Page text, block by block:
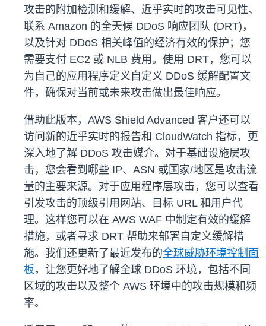
攻击的附加检测和缓解、近乎实时的攻击可见性、
联系 Amazon 的全天候 DDoS 响应团队 (DRT)，
以及针对 DDoS 相关峰值的经济有效的保护；您
需要支付 EC2 或 NLB 费用。使用 DRT，您可以
为自己的应用程序定义自定义 DDoS 缓解配置文
件，确保对当前或未来攻击做出最佳响应。
借助此版本，AWS Shield Advanced 客户还可以
访问新的近乎实时的报告和 CloudWatch 指标，更
深入地了解 DDoS 攻击媒介。对于基础设施层攻
击，您会看到哪些 IP、ASN 或国家/地区是攻击流
量的主要来源。对于应用程序层攻击，您可以查看
引发攻击的顶级引用网站、目标 URL 和用户代
理。这样您可以在 AWS WAF 中制定有效的缓解
措施，或者寻求 DRT 帮助来部署自定义缓解措
施。我们还更新了最近发布的全球威胁环境控制面
板 ，让您更好地了解全球 DDoS 环境，包括不同
区域的攻击以及整个 AWS 环境中的攻击规模和频
率。